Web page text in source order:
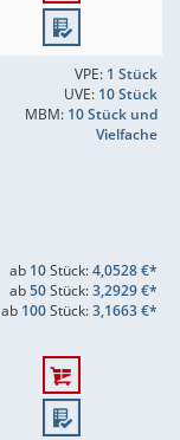
VPE: 1 Stück
UVE: 10 Stück
MBM: 10 Stück und
Vielfache
ab 10Stück:4,0528 €*
ab50Stück:3,2929 €*
ab 100Stück:3,1663 €*